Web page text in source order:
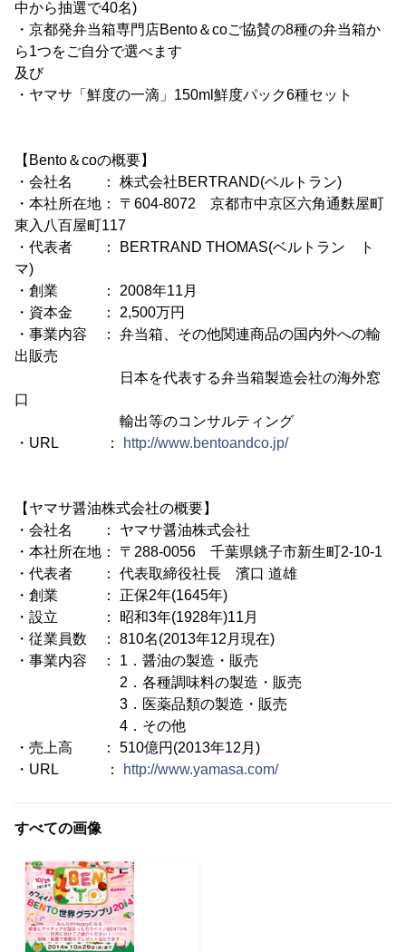
中から抽選で40名)
・京都発弁当箱専門店Bento＆coご協賛の8種の弁当箱か
ら1つをご自分で選べます
及び
・ヤマサ「鮮度の一滴」150ml鮮度パック6種セット
【Bento＆coの概要】
・会社名 ： 株式会社BERTRAND(ベルトラン)
・本社所在地： 〒604-8072 京都市中京区六角通麩屋町
東入八百屋町117
・代表者 ： BERTRAND THOMAS(ベルトラン ト
マ)
・創業 ： 2008年11月
・資本金 ： 2,500万円
・事業内容 ： 弁当箱、その他関連商品の国内外への輸
出販売
日本を代表する弁当箱製造会社の海外窓
口
輸出等のコンサルティング
・URL ：
http://www.bentoandco.jp/
【ヤマサ醤油株式会社の概要】
・会社名 ： ヤマサ醤油株式会社
・本社所在地： 〒288-0056 千葉県銚子市新生町2-10-1
・代表者 ： 代表取締役社長 濱口 道雄
・創業 ： 正保2年(1645年)
・設立 ： 昭和3年(1928年)11月
・従業員数 ： 810名(2013年12月現在)
・事業内容 ： 1．醤油の製造・販売
2．各種調味料の製造・販売
3．医薬品類の製造・販売
4．その他
・売上高 ： 510億円(2013年12月)
・URL ：
http://www.yamasa.com/
すべての画像